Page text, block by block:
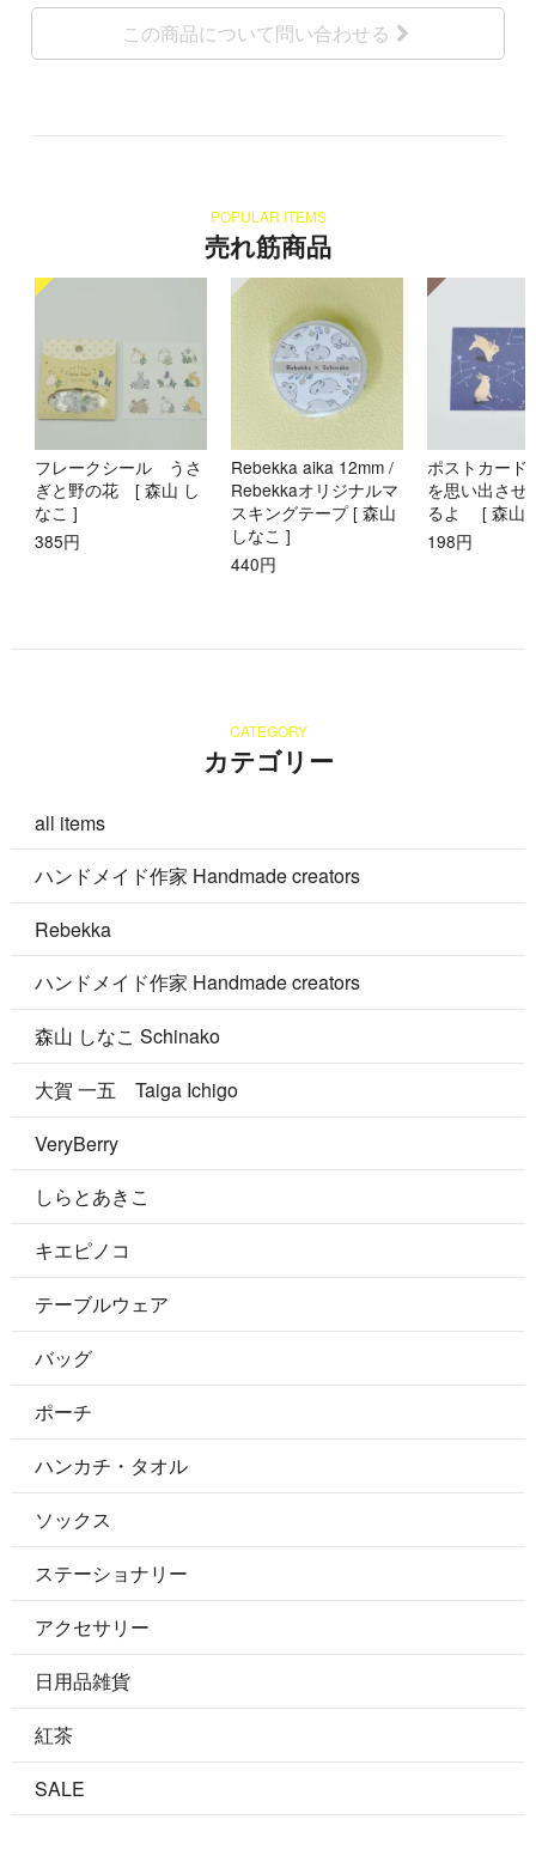
この商品について問い合わせる
POPULAR ITEMS
売れ筋商品
フレークシール うさ
ぎと野の花 [ 森山 し
なこ ]
385円
Rebekka aika 12mm /
Rebekkaオリジナルマ
スキングテープ [ 森山
しなこ ]
440円
ポストカー
を思い出させ
るよ [ 森山
198円
CATEGORY
カテゴリー
all items
ハンドメイド作家 Handmade creators
Rebekka
ハンドメイド作家 Handmade creators
森山 しなこ Schinako
大賀 一五 Taiga Ichigo
VeryBerry
しらとあきこ
キエピノコ
テーブルウェア
バッグ
ポーチ
ハンカチ・タオル
ソックス
ステーショナリー
アクセサリー
日用品雑貨
紅茶
SALE